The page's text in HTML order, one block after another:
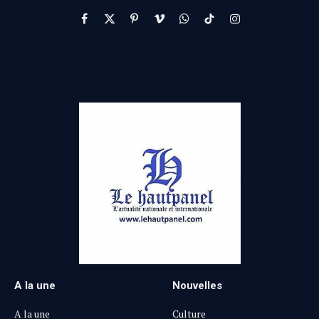
Facebook
X
PinterestVimeoWhatsApp
TikTokInstagram
A la une
A la une
Nouvelles
Culture